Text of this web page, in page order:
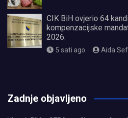
CIK BiH ovjerio 64
kompenzacijske
2026.
5 sati ago Aida
Zadnje objavljeno